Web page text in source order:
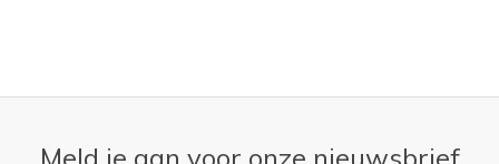
Meld je aan voor onze nieuwsbrief